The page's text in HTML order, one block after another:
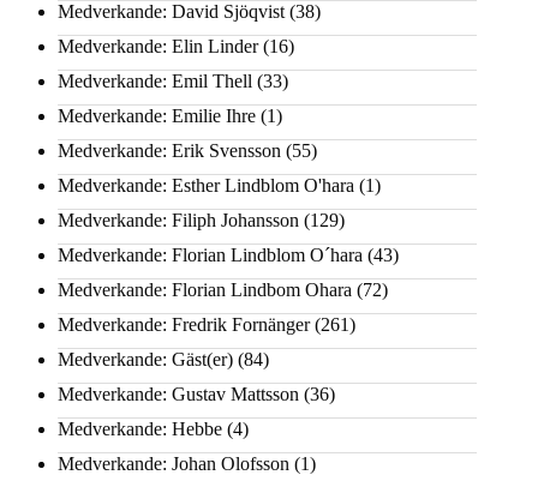
Medverkande: David Sjöqvist (38)
Medverkande: Elin Linder(16)
Medverkande: Emil Thell (33)
Medverkande: Emilie Ihre (1)
Medverkande: Erik Svensson (55)
Medverkande: Esther Lindblom O'hara (1)
Medverkande: Filiph Johansson (129)
Medverkande: Florian Lindblom O´hara (43)
Medverkande: Florian Lindbom Ohara (72)
Medverkande: Fredrik Fornänger(261)
Medverkande: Gäst(er) (84)
Medverkande: Gustav Mattsson (36)
Medverkande: Hebbe (4)
Medverkande: Johan Olofsson (1)